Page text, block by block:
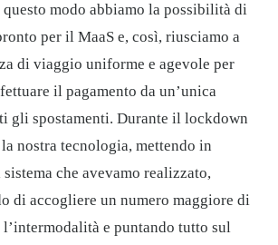
modo abbiamo la possibilità di
per il MaaS e, così, riusciamo a
di viaggio uniforme e agevole per
il pagamento da un’unica
gli spostamenti. Durante il lockdown
nostra tecnologia, mettendo in
che avevamo realizzato,
di accogliere un numero maggiore di
e puntando tutto sul